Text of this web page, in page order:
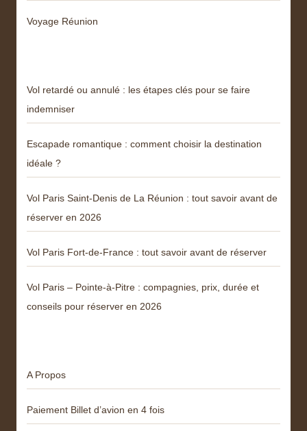
Voyage Réunion
Vol retardé ou annulé : les étapes clés pour se faire
indemniser
Escapade romantique : comment choisir la destination
idéale ?
Vol Paris Saint-Denis de La Réunion : tout savoir avant de
réserver en 2026
Vol Paris Fort-de-France : tout savoir avant de réserver
Vol Paris – Pointe-à-Pitre : compagnies, prix, durée et
conseils pour réserver en 2026
A Propos
Paiement Billet d’avion en 4 fois